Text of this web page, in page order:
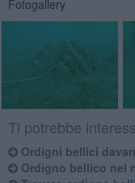
Fotogallery
Ti potrebbe
Ordigni bellici
Ordigno bellico nel